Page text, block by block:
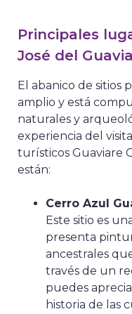
Principales
José del
El abanico de sitios
amplio y está
naturales y
experiencia del
turísticos Guaviare
están:
Cerro Azul
Este sitio es
presenta
ancestrales
través de un
puedes
historia de las